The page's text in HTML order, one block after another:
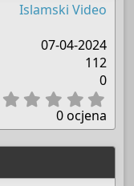
Islamski Video
07-04-2024
112
0
.
0
0
t
0 ocjena